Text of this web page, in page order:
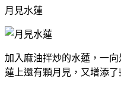
月見水蓮
加入麻油拌炒的水蓮，一
蓮上還有顆月見，又增添了